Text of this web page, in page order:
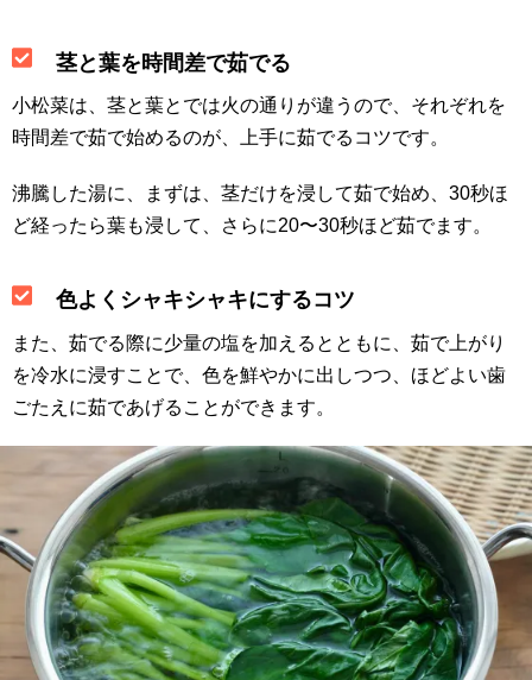
茎と葉を時間差で茹でる
小松菜は、茎と葉とでは火の通りが違うので、それぞれを
時間差で茹で始めるのが、上手に茹でるコツです。
沸騰した湯に、まずは、茎だけを浸して茹で始め、30秒ほ
ど経ったら葉も浸して、さらに20〜30秒ほど茹でます。
色よくシャキシャキにするコツ
また、茹でる際に少量の塩を加えるとともに、茹で上がり
を冷水に浸すことで、色を鮮やかに出しつつ、ほどよい歯
ごたえに茹であげることができます。